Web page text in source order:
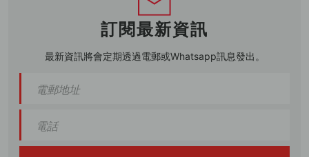
訂閱最新資訊
最新資訊將會定期透過電郵或Whatsapp訊息發出。